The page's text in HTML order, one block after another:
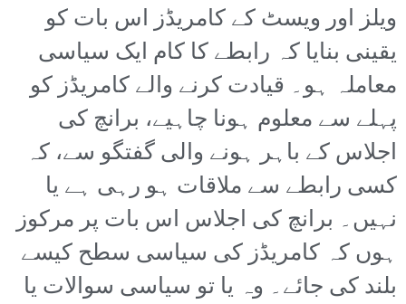
ویلز اور ویسٹ کے کامریڈز اس بات کو
یقینی بنایا کہ رابطے کا کام ایک سیاسی
معاملہ ہو۔ قیادت کرنے والے کامریڈز کو
پہلے سے معلوم ہونا چاہیے، برانچ کی
اجلاس کے باہر ہونے والی گفتگو سے، کہ
کسی رابطے سے ملاقات ہو رہی ہے یا
نہیں۔ برانچ کی اجلاس اس بات پر مرکوز
ہوں کہ کامریڈز کی سیاسی سطح کیسے
بلند کی جائے۔ وہ یا تو سیاسی سوالات یا